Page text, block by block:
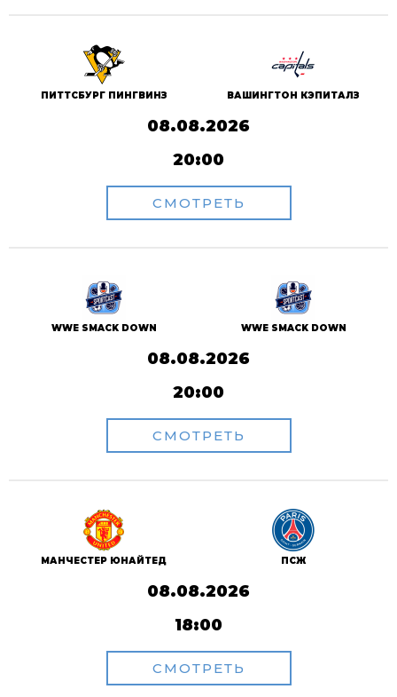
ПИТТСБУРГ ПИНГВИНЗ ВАШИНГТОН КЭПИТАЛЗ
08.08.2026
20:00
СМОТРЕТЬ
WWE SMACK DOWN WWE SMACK DOWN
08.08.2026
20:00
СМОТРЕТЬ
МАНЧЕСТЕР ЮНАЙТЕД ПСЖ
08.08.2026
18:00
СМОТРЕТЬ